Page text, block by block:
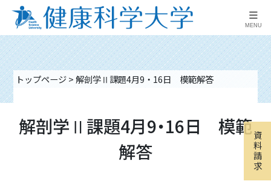
≡
MENU
資
料
請
求
トップページ>解剖学Ⅱ課題4月9・16日 模範解答
解剖学Ⅱ課題4月9・16日 模範
解答